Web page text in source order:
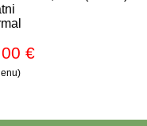
€